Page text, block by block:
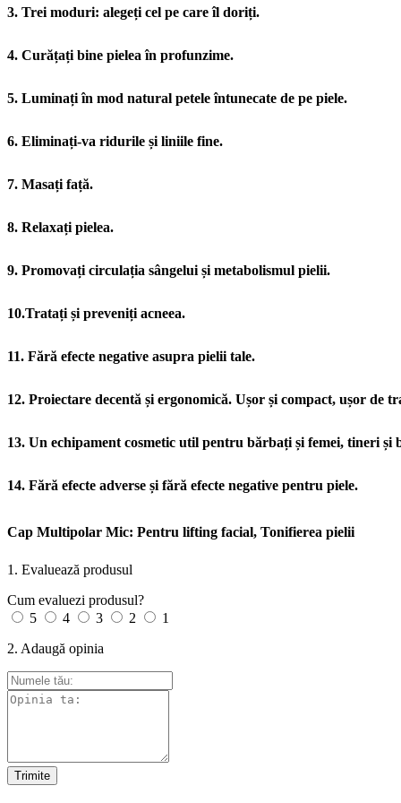
3. Trei moduri: alegeți cel pe care îl doriți.
4. Curățați bine pielea în profunzime.
5. Luminați în mod natural petele întunecate de pe piele.
6. Eliminați-va ridurile și liniile fine.
7. Masați față.
8. Relaxați pielea.
9. Promovați circulația sângelui și metabolismul pielii.
10.Tratați și preveniți acneea.
11. Fără efecte negative asupra pielii tale.
12. Proiectare decentă și ergonomică. Ușor și compact, ușor
13. Un echipament cosmetic util pentru bărbați și femei, tineri și
14. Fără efecte adverse și fără efecte negative pentru piele.
Cap Multipolar Mic: Pentru lifting facial, Tonifierea pielii
1. Evaluează produsul
Cum evaluezi produsul?
5
4 3 2
1
2. Adaugă opinia
Trimite